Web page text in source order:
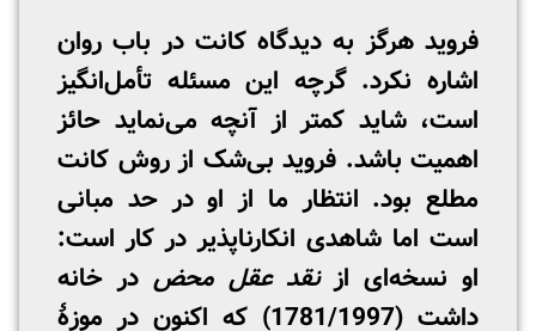
فروید هرگز به دیدگاه کانت در باب روان
اشاره نکرد. گرچه این مسئله تأمل‌انگیز
است، شاید کمتر از آنچه می‌نماید حائز
اهمیت باشد. فروید بی‌شک از روش کانت
مطلع بود. انتظار ما از او در حد مبانی
است اما شاهدی انکارناپذیر در کار است:
او نسخه‌ای ازنقد عقل محض در خانه
داشت (1781/1997) که اکنون در موزۀ